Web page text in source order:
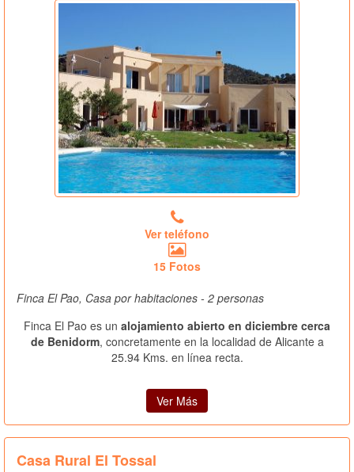
Ver teléfono
15 Fotos
Finca El Pao, Casa por habitaciones - 2 personas
Finca El Pao es un alojamiento abierto en diciembre cerca
de Benidorm, concretamente en la localidad de Alicante a
25.94 Kms. en línea recta.
Ver Más
Casa Rural El Tossal